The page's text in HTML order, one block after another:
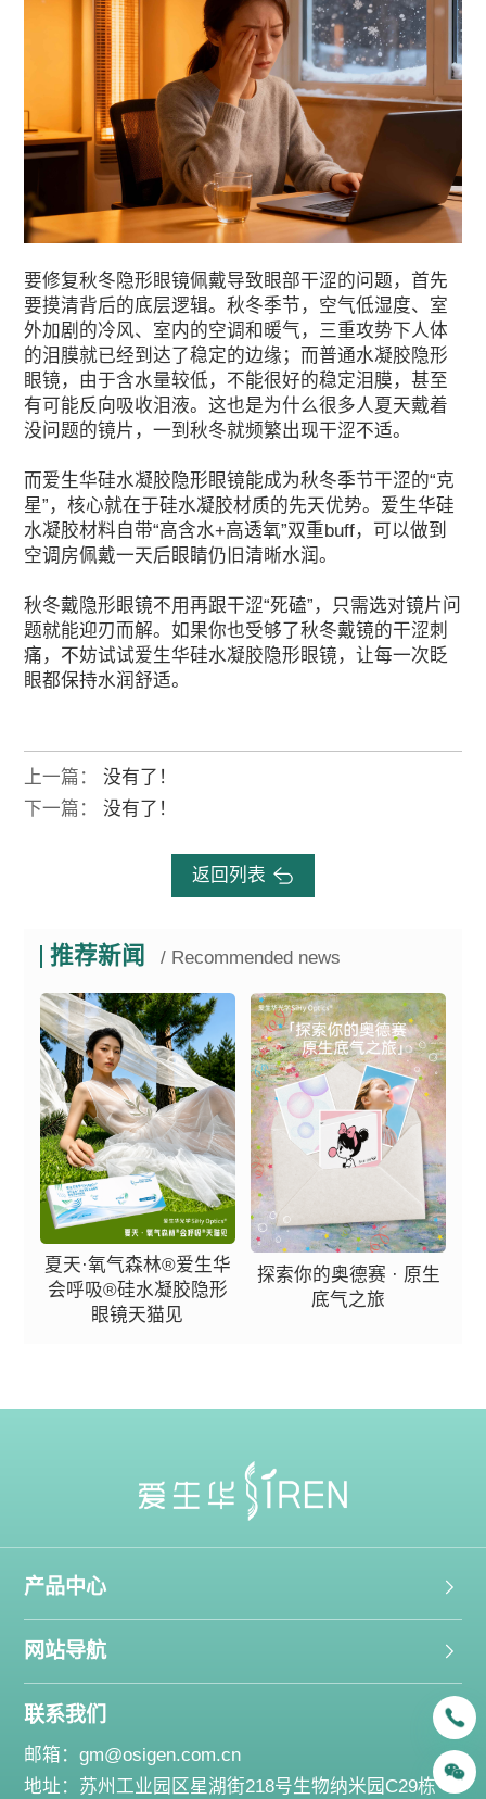
要修复秋冬隐形眼镜佩戴导致眼部干涩的问题，首先
要摸清背后的底层逻辑。秋冬季节，空气低湿度、室
外加剧的冷风、室内的空调和暖气，三重攻势下人体
的泪膜就已经到达了稳定的边缘；而普通水凝胶隐形
眼镜，由于含水量较低，不能很好的稳定泪膜，甚至
有可能反向吸收泪液。这也是为什么很多人夏天戴着
没问题的镜片，一到秋冬就频繁出现干涩不适。
而爱生华硅水凝胶隐形眼镜能成为秋冬季节干涩的“克
星”，核心就在于硅水凝胶材质的先天优势。爱生华硅
水凝胶材料自带“高含水+高透氧”双重buff，可以做到
空调房佩戴一天后眼睛仍旧清晰水润。
秋冬戴隐形眼镜不用再跟干涩“死磕”，只需选对镜片问
题就能迎刃而解。如果你也受够了秋冬戴镜的干涩刺
痛，不妨试试爱生华硅水凝胶隐形眼镜，让每一次眨
眼都保持水润舒适。
上一篇：没有了！
下一篇：没有了！
返回列表
推荐新闻 / Recommended news
夏天·氧气森林®爱生华
会呼吸®硅水凝胶隐形
眼镜天猫见
探索你的奥德赛 · 原生
底气之旅
产品中心
网站导航
联系我们
邮箱：gm@osigen.com.cn
地址：苏州工业园区星湖街218号生物纳米园C29栋